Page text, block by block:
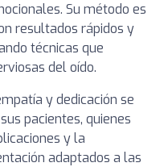
Su método es
resultados rápidos y
técnicas que
del oído.
y dedicación se
pacientes, quienes
y la
adaptados a las